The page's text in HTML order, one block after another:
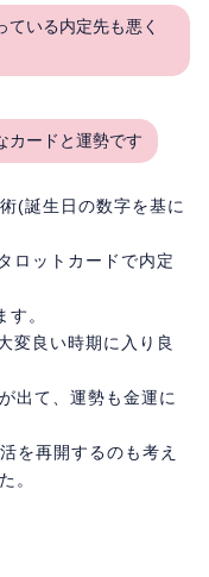
ている内定先も悪く
カードと運勢です
(誕生日の数字を基に
ロットカードで内定
。
変良い時期に入り良
出て、運勢も金運に
を再開するのも考え
。